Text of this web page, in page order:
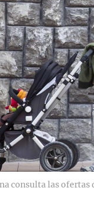
consulta las